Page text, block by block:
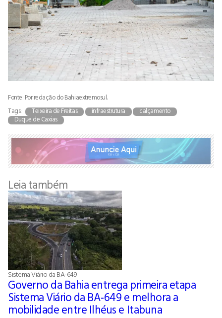
Fonte: Por redação do Bahiaextremosul.
Tags:
Teixeira de Freitas infraestrutura
calçamento
Duque de Caxias
Leia também
Sistema Viário da BA-649
Governo da Bahia entrega primeira etapa
Sistema Viário da BA-649 e melhora a
mobilidade entre Ilhéus e Itabuna